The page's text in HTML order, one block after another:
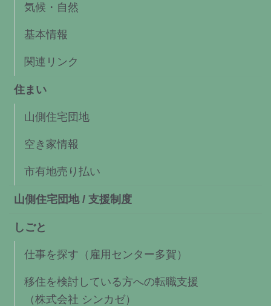
気候・自然
基本情報
関連リンク
住まい
山側住宅団地
空き家情報
市有地売り払い
山側住宅団地 / 支援制度
しごと
仕事を探す（雇用センター多賀）
移住を検討している方への転職支援
（株式会社 シンカゼ）